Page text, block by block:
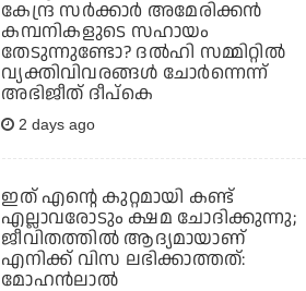
കേന്ദ്ര സര്‍ക്കാര്‍ അമേരിക്കന്‍
കമ്പനികളുടെ സഹായം
തേടുന്നുണ്ടോ? ദല്‍ഹി സമ്മിറ്റില്‍
വ്യക്തിവിവരങ്ങള്‍ ചോര്‍ന്നെന്ന്
അഭിജീത് ദീപ്‌കെ
2 days ago
ഇത് എന്റെ കുറ്റമായി കണ്ട്
എല്ലാവരോടും ക്ഷമ ചോദിക്കുന്നു;
ജീവിതത്തിൽ ആദ്യമായാണ്
എനിക്ക് വിസ ലഭിക്കാത്തത്:
മോഹൻലാൽ